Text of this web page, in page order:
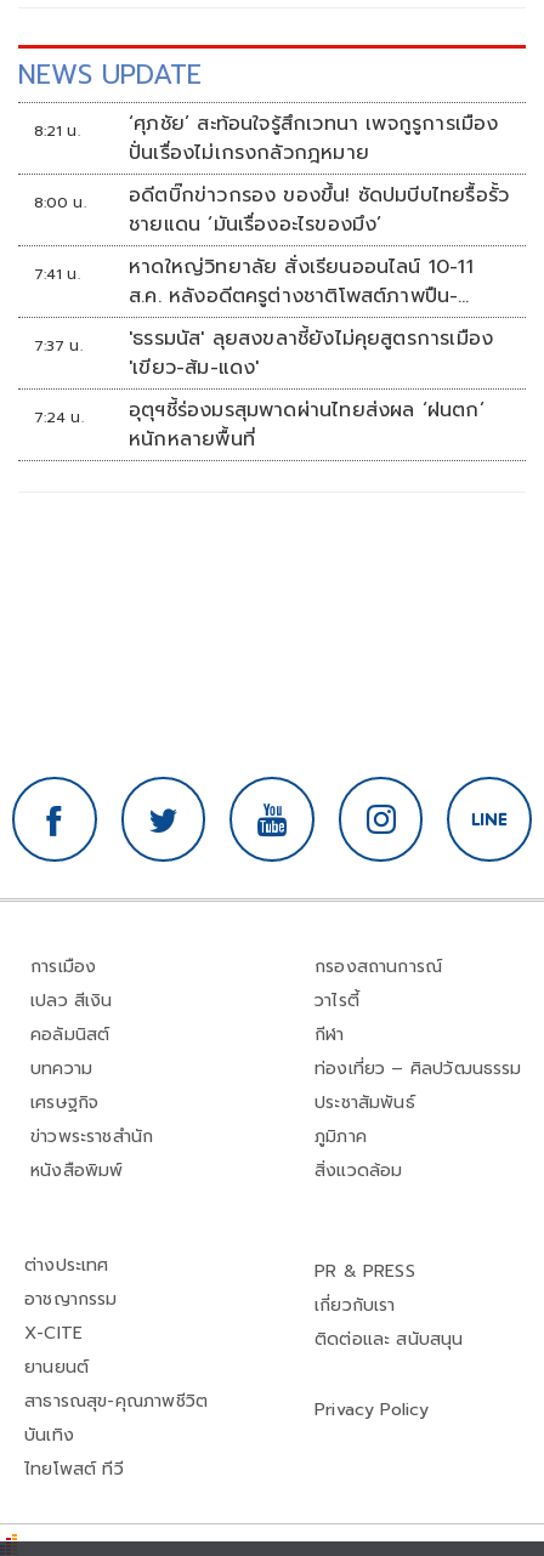
NEWS UPDATE
8:21 น.
‘ศุภชัย’ สะท้อนใจรู้สึกเวทนา เพจกูรูการเมือง
ปั่นเรื่องไม่เกรงกลัวกฎหมาย
8:00 น.
อดีตบิ๊กข่าวกรอง ของขึ้น! ซัดปมบีบไทยรื้อรั้ว
ชายแดน ‘มันเรื่องอะไรของมึง’
7:41 น.
หาดใหญ่วิทยาลัย สั่งเรียนออนไลน์ 10-11
ส.ค. หลังอดีตครูต่างชาติโพสต์ภาพปืน-
ข้อความข่มขู่
7:37 น.
'ธรรมนัส' ลุยสงขลาชี้ยังไม่คุยสูตรการเมือง
'เขียว-ส้ม-แดง'
7:24 น.
อุตุฯชี้ร่องมรสุมพาดผ่านไทยส่งผล ‘ฝนตก’
หนักหลายพื้นที่
การเมือง
เปลว สีเงิน
คอลัมนิสต์
บทความ
เศรษฐกิจ
ข่าวพระราชสำนัก
หนังสือพิมพ์
กรองสถานการณ์
วาไรตี้
กีฬา
ท่องเที่ยว – ศิลปวัฒนธรรม
ประชาสัมพันธ์
ภูมิภาค
สิ่งแวดล้อม
ต่างประเทศ
อาชญากรรม
X-CITE
ยานยนต์
สาธารณสุข-คุณภาพชีวิต
บันเทิง
ไทยโพสต์ ทีวี
PR & PRESS
เกี่ยวกับเรา
ติดต่อและ สนับสนุน
Privacy Policy